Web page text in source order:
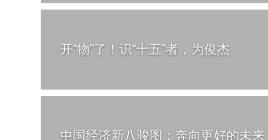
开“物”了！识“十五”者，为俊杰
中国经济新八骏图：奔向更好的未来